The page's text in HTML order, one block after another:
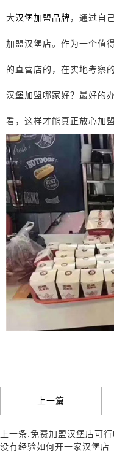
大汉堡加盟品牌，通过自
加盟汉堡店。作为一个值
的直营店的，在实地考察
汉堡加盟哪家好？最好的
看，这样才能真正放心加盟
上一篇
上一条:免费加盟汉堡店可行
没有经验如何开一家汉堡店